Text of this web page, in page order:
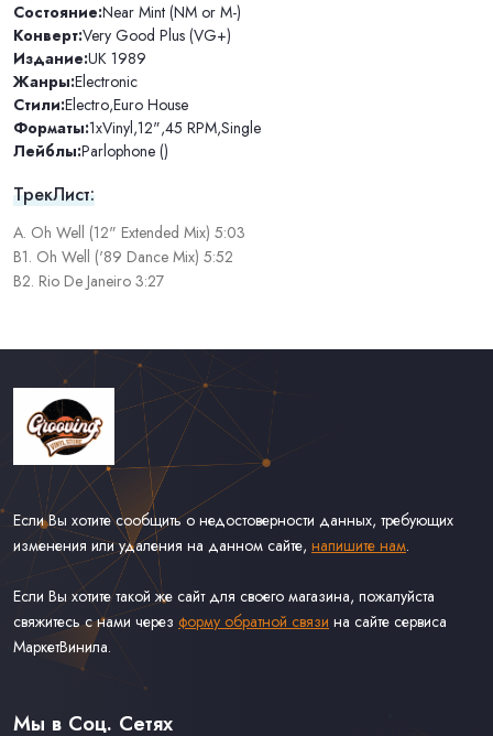
Состояние:Near Mint (NM or M-)
Конверт:Very Good Plus (VG+)
Издание:UK 1989
Жанры:Electronic
Стили:Electro,Euro House
Форматы:1xVinyl,12",45 RPM,Single
Лейблы:Parlophone ()
ТрекЛист:
A. Oh Well (12" Extended Mix) 5:03
B1. Oh Well ('89 Dance Mix) 5:52
B2. Rio De Janeiro 3:27
Если Вы хотите сообщить о недостоверности данных, требующих
изменения или удаления на данном сайте, напишите нам.
Если Вы хотите такой же сайт для своего магазина, пожалуйста
свяжитесь с нами через форму обратной связи на сайте сервиса
МаркетВинила.
Связаться С Нами
Мы в Соц. Сетях